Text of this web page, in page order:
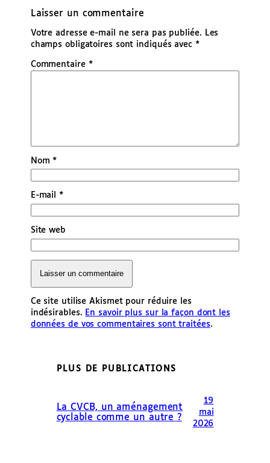
Laisser un commentaire
Votre adresse e-mail ne sera pas publiée.
Les
champs obligatoires sont indiqués avec *
Commentaire *
Nom*
E-mail*
Site web
Ce site utilise Akismet pour réduire les
indésirables. En savoir plus sur la façon dont les
données de vos commentaires sont traitées.
PLUS DE PUBLICATIONS
La CVCB, un aménagement
cyclable comme un autre ?
19
mai
2026